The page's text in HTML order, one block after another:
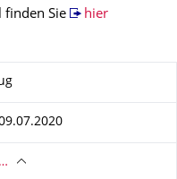
finden Sie
hier